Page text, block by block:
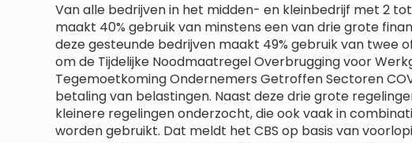
Van alle bedrijven in het midden- en kleinbedrijf met 2
maakt 40% gebruik van minstens een van drie grote
deze gesteunde bedrijven maakt 49% gebruik van twee
om de Tijdelijke Noodmaatregel Overbrugging voor
Tegemoetkoming Ondernemers Getroffen Sectoren
betaling van belastingen. Naast deze drie grote
kleinere regelingen onderzocht, die ook vaak in
worden gebruikt. Dat meldt het CBS op basis van